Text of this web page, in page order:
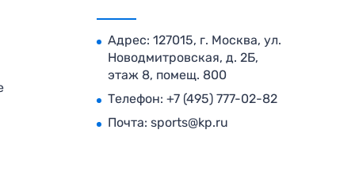
Адрес: 127015, г. Москва, ул.
Новодмитровская, д. 2Б,
этаж 8, помещ. 800
Телефон: +7 (495) 777-02-82
Почта: sports@kp.ru